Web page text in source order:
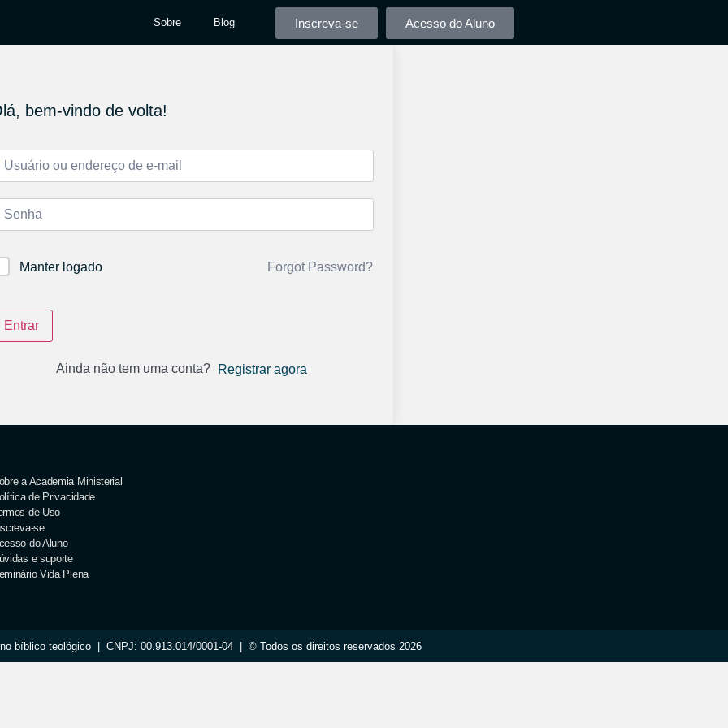
Sobre Blog Inscreva-se Acesso do Aluno
bem-vindo de volta!
Manter logado Forgot Password?
Entrar
Ainda não tem uma conta? Registrar agora
a Academia Ministerial
de Privacidade
de Uso
se
do Aluno
e suporte
Vida Plena
bíblico teológico | CNPJ: 00.913.014/0001-04 | © Todos os direitos reservados 2026